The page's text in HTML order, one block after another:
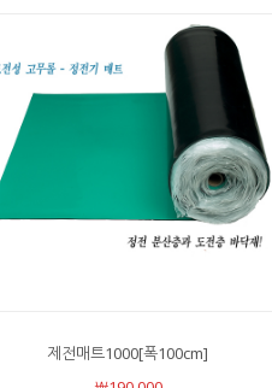
제전매트1000[폭100cm]